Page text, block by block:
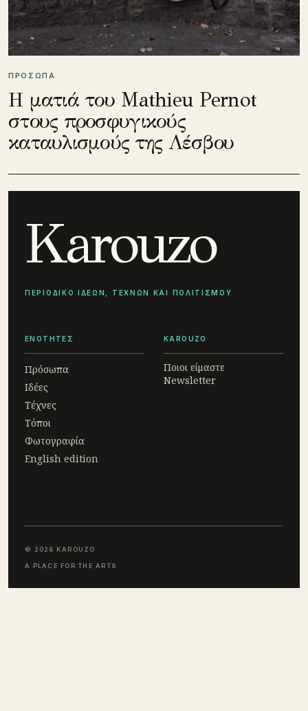
ΠΡΟΣΩΠΑ
Η ματιά του Mathieu Pernot
στους προσφυγικούς
καταυλισμούς της Λέσβου
Karouzo
ΠΕΡΙΟΔΙΚΟ ΙΔΕΩΝ, ΤΕΧΝΩΝ ΚΑΙ ΠΟΛΙΤΙΣΜΟΥ
ΕΝΟΤΗΤΕΣ
Πρόσωπα
Ιδέες
Τέχνες
Τόποι
Φωτογραφία
English edition
KAROUZO
Ποιοι είμαστε
Newsletter
© 2026 KAROUZO
A PLACE FOR THE ARTS